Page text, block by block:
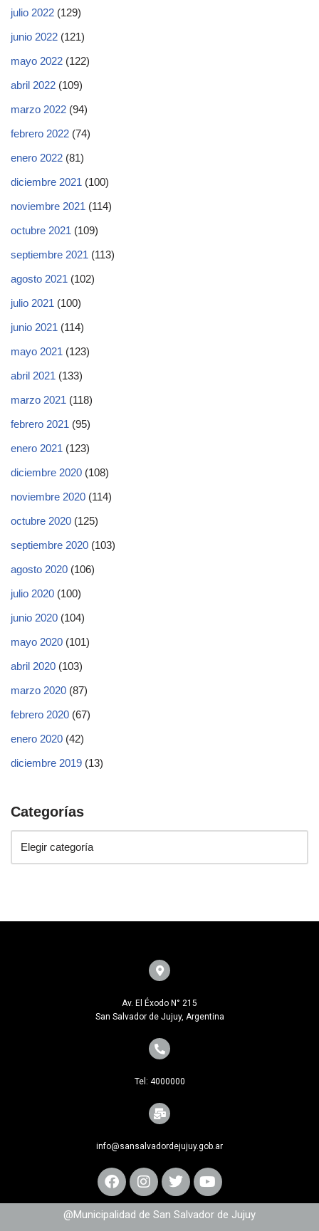
julio 2022 (129)
junio 2022 (121)
mayo 2022 (122)
abril 2022 (109)
marzo 2022 (94)
febrero 2022 (74)
enero 2022 (81)
diciembre 2021 (100)
noviembre 2021 (114)
octubre 2021 (109)
septiembre 2021 (113)
agosto 2021 (102)
julio 2021 (100)
junio 2021 (114)
mayo 2021 (123)
abril 2021 (133)
marzo 2021 (118)
febrero 2021 (95)
enero 2021 (123)
diciembre 2020 (108)
noviembre 2020 (114)
octubre 2020 (125)
septiembre 2020 (103)
agosto 2020 (106)
julio 2020 (100)
junio 2020 (104)
mayo 2020 (101)
abril 2020 (103)
marzo 2020 (87)
febrero 2020 (67)
enero 2020 (42)
diciembre 2019 (13)
Categorías
Av. El Éxodo N° 215
San Salvador de Jujuy, Argentina
Tel: 4000000
info@sansalvadordejujuy.gob.ar
@Municipalidad de San Salvador de Jujuy